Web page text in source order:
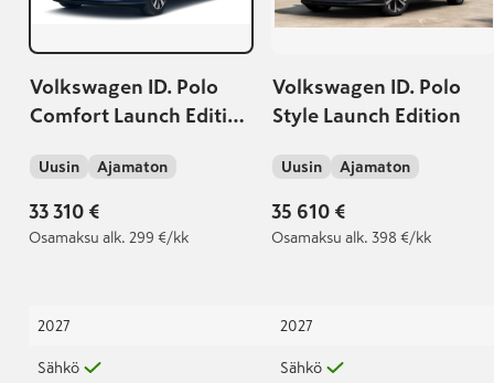
Volkswagen ID. Polo
Comfort Launch Edition
211 hv 1-vaihteinen
automaattivaihteisto
Uusin Ajamaton
33 310 €
Osamaksu alk. 299 €/kk
2027
Sähkö
Volkswagen ID. Polo
Style Launch Edition
Uusin Ajamaton
35 610 €
Osamaksu alk. 398 €/kk
2027
Sähkö